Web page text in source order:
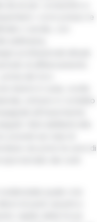
at per consentire a
i corsi presso le
o serale, con
settimana,
professionali attuali.
di affiancamento
del loro
lezioni in aula, svolte
entrare in contatto
all’inserimento
i titoli abilitanti alla
sei mesi di
nei primi tre anni di
dei costi
quale crisi
di posti vacanti a
rapido della forza